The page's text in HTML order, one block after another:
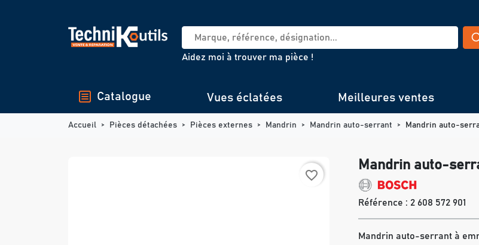
Aidez moi à trouver ma pièce !
Catalogue Vues éclatées Meilleures ventes
Accueil Pièces détachées Pièces externes Mandrin Mandrin auto-serrant Mandrin auto-
favorite_border
Mandrin auto-
Référence : 2 608 572 901
Mandrin auto-serrant à